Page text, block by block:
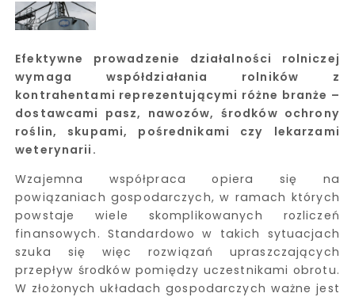
Efektywne prowadzenie działalności rolniczej
wymaga współdziałania rolników z
kontrahentami reprezentującymi różne branże –
dostawcami pasz, nawozów, środków ochrony
roślin, skupami, pośrednikami czy lekarzami
weterynarii.
Wzajemna współpraca opiera się na
powiązaniach gospodarczych, w ramach których
powstaje wiele skomplikowanych rozliczeń
finansowych. Standardowo w takich sytuacjach
szuka się więc rozwiązań upraszczających
przepływ środków pomiędzy uczestnikami obrotu.
W złożonych układach gospodarczych ważne jest